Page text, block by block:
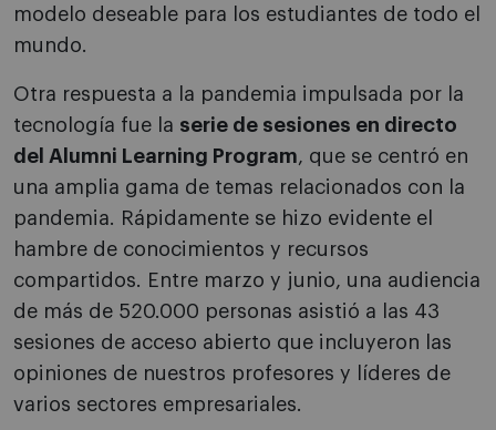
modelo deseable para los estudiantes de todo el
mundo.
Otra respuesta a la pandemia impulsada por la
tecnología fue la serie de sesiones en directo
del Alumni Learning Program, que se centró en
una amplia gama de temas relacionados con la
pandemia. Rápidamente se hizo evidente el
hambre de conocimientos y recursos
compartidos. Entre marzo y junio, una audiencia
de más de 520.000 personas asistió a las 43
sesiones de acceso abierto que incluyeron las
opiniones de nuestros profesores y líderes de
varios sectores empresariales.